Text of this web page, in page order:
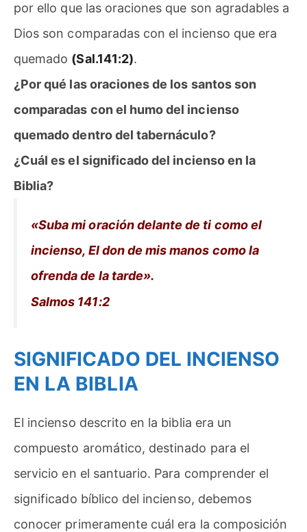
por ello que las oraciones que son agradables a
Dios son comparadas con el incienso que era
quemado (Sal.141:2).
¿Por qué las oraciones de los santos son
comparadas con el humo del incienso
quemado dentro del tabernáculo?
¿Cuál es el significado del incienso en la
Biblia?
«Suba mi oración delante de ti como el
incienso, El don de mis manos como la
ofrenda de la tarde».
Salmos 141:2
SIGNIFICADO DEL INCIENSO
EN LA BIBLIA
El incienso descrito en la biblia era un
compuesto aromático, destinado para el
servicio en el santuario. Para comprender el
significado bíblico del incienso, debemos
conocer primeramente cuál era la composición